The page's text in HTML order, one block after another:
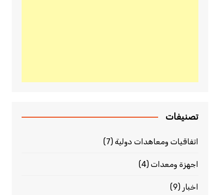
تصنيفات
اتفاقيات ومعاهدات دولية(7)
اجهزة ومعدات(4)
اخبار (9)